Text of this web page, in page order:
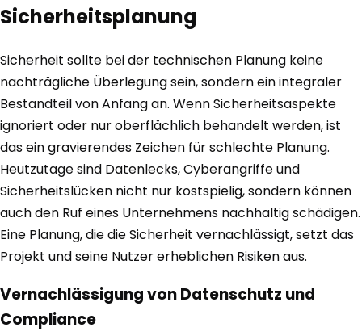
Sicherheitsplanung
Sicherheit sollte bei der technischen Planung keine
nachträgliche Überlegung sein, sondern ein integraler
Bestandteil von Anfang an. Wenn Sicherheitsaspekte
ignoriert oder nur oberflächlich behandelt werden, ist
das ein gravierendes Zeichen für schlechte Planung.
Heutzutage sind Datenlecks, Cyberangriffe und
Sicherheitslücken nicht nur kostspielig, sondern können
auch den Ruf eines Unternehmens nachhaltig schädigen.
Eine Planung, die die Sicherheit vernachlässigt, setzt das
Projekt und seine Nutzer erheblichen Risiken aus.
Vernachlässigung von Datenschutz und
Compliance